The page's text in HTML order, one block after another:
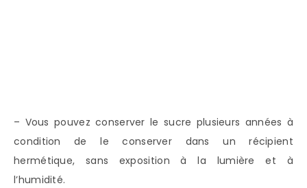
– Vous pouvez conserver le sucre plusieurs années à
condition de le conserver dans un récipient
hermétique, sans exposition à la lumière et à
l’humidité.